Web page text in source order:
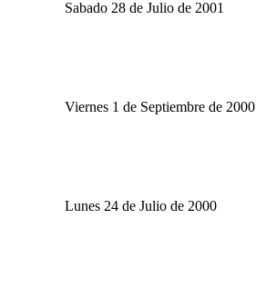
Sabado 28 de Julio de 2001
Viernes 1 de Septiembre de 2000
Lunes 24 de Julio de 2000